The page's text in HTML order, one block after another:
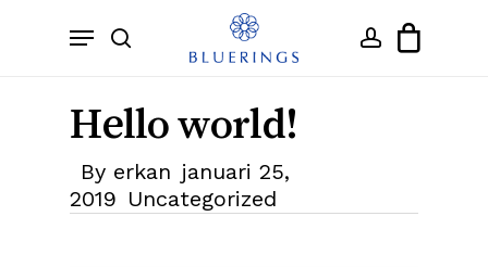
search account
Menu
Cart Close
Hello world!
By erkan januari 25,
2019 Uncategorized